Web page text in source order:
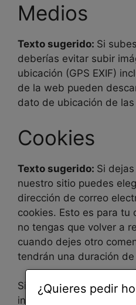
Medios
Texto sugerido: Si
deberías evitar subir
ubicación (GPS EXIF)
de la web pueden
dato de ubicación de
Cookies
Texto sugerido: Si
nuestro sitio puedes
dirección de correo
cookies. Esto es para tu
no tengas que volver a
cuando dejes otro
tendrán una duración de
Si tienes una cuenta y
instalaremos una cookie
¿Quieres pedir